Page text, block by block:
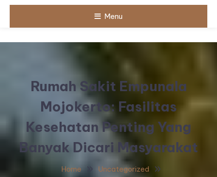
Menu
Rumah Sakit Empunala
Mojokerto: Fasilitas
Kesehatan Penting Yang
Banyak Dicari Masyarakat
Home
Uncategorized